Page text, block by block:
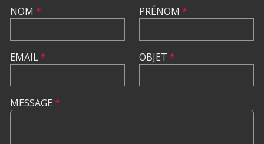
NOM *
EMAIL*
PRÉNOM *
OBJET *
MESSAGE *